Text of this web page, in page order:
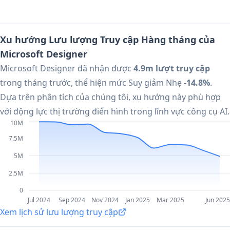
Xu hướng Lưu lượng Truy cập Hàng tháng của
Microsoft Designer
Microsoft Designer đã nhận được 4.9m lượt truy cập
trong tháng trước, thể hiện mức Suy giảm Nhẹ-14.8%.
Dựa trên phân tích của chúng tôi, xu hướng này phù hợp
với động lực thị trường điển hình trong lĩnh vực công cụ AI.
Jul 2024 Sep 2024 Nov 2024 Jan 2025 Mar 2025 Jun 2025
0
2.5M
5M
7.5M
10M
Xem lịch sử lưu lượng truy cập